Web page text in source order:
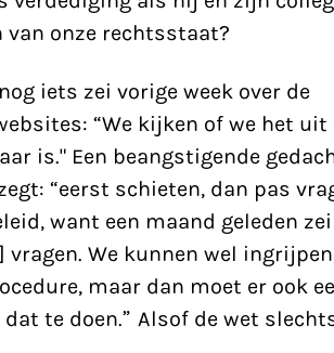
onze rechtsstaat?
iets zei vorige week over de
“We kijken of we het uit
is." Een beangstigende
“eerst schieten, dan pas
want een maand geleden zei
vragen. We kunnen wel
maar dan moet er ook
te doen.” Alsof de wet